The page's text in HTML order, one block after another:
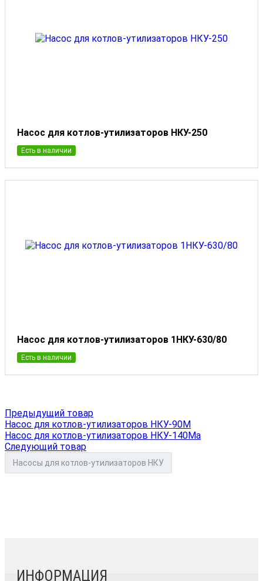
Насос для котлов-утилизаторов НКУ-250
Есть в наличии
Насос для котлов-утилизаторов 1НКУ-630/80
Есть в наличии
Предыдущий товар
Насос для котлов-утилизаторов НКУ-90М
Насос для котлов-утилизаторов НКУ-140Ма
Следующий товар
Насосы для котлов-утилизаторов НКУ
ИНФОРМАЦИЯ